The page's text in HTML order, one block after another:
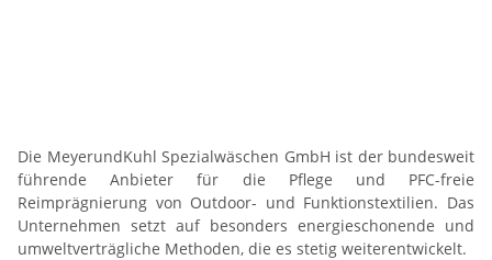
Die MeyerundKuhl Spezialwäschen GmbH ist der bundesweit
führende Anbieter für die Pflege und PFC-freie
Reimprägnierung von Outdoor- und Funktionstextilien. Das
Unternehmen setzt auf besonders energieschonende und
umweltverträgliche Methoden, die es stetig weiterentwickelt.